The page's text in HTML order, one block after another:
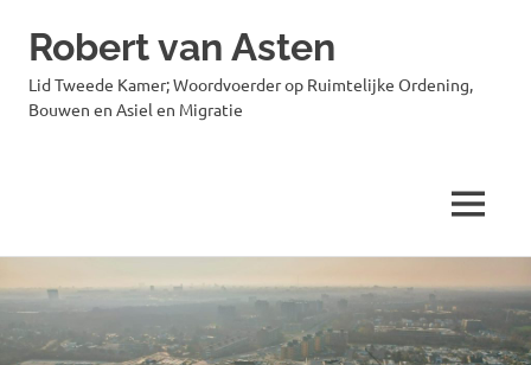
naar
inhoud
Robert van Asten
Lid Tweede Kamer; Woordvoerder op Ruimtelijke Ordening,
Bouwen en Asiel en Migratie
MENU